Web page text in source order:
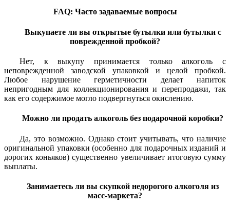
FAQ: Часто задаваемые вопросы
Выкупаете ли вы открытые бутылки или бутылки с
поврежденной пробкой?
Нет, к выкупу принимается только алкоголь с
неповрежденной заводской упаковкой и целой пробкой.
Любое нарушение герметичности делает напиток
непригодным для коллекционирования и перепродажи, так
как его содержимое могло подвергнуться окислению.
Можно ли продать алкоголь без подарочной коробки?
Да, это возможно. Однако стоит учитывать, что наличие
оригинальной упаковки (особенно для подарочных изданий и
дорогих коньяков) существенно увеличивает итоговую сумму
выплаты.
Занимаетесь ли вы скупкой недорогого алкоголя из
масс-маркета?